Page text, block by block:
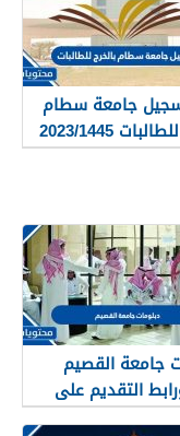
جامعة سطام
2023/1445
جامعة القصيم
ورابط التقديم على
جامعة القصيم